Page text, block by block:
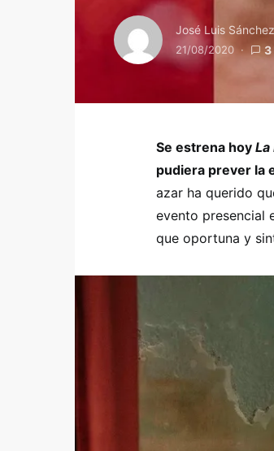
José Luis
21/08/2020 3
Se estrena hoy La
pudiera prever la
azar ha querido
evento presencial
que oportuna y